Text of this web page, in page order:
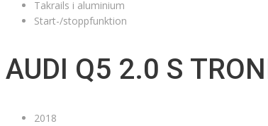
Takrails i aluminium
Start-/stoppfunktion
AUDI Q5 2.0 S
2018